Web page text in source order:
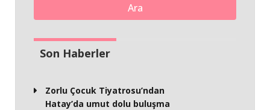
Ara
Son Haberler
Zorlu Çocuk Tiyatrosu’ndan
Hatay’da umut dolu buluşma